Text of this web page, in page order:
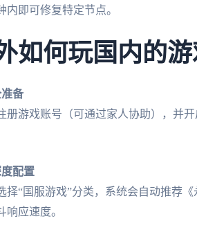
内即可修复特定节点。
如何玩国内的
备
册游戏账号（可通过家人协助），并
配置
择“国服游戏”分类，系统会自动推荐
响应速度。